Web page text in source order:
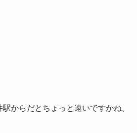
からだとちょっと遠いですかね。